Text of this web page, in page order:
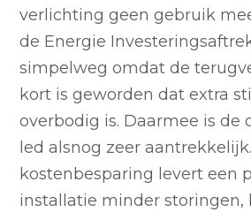
verlichting geen gebruik
de Energie
simpelweg omdat de
kort is geworden dat extra
overbodig is. Daarmee is de
led alsnog zeer
kostenbesparing levert een
installatie minder storingen,